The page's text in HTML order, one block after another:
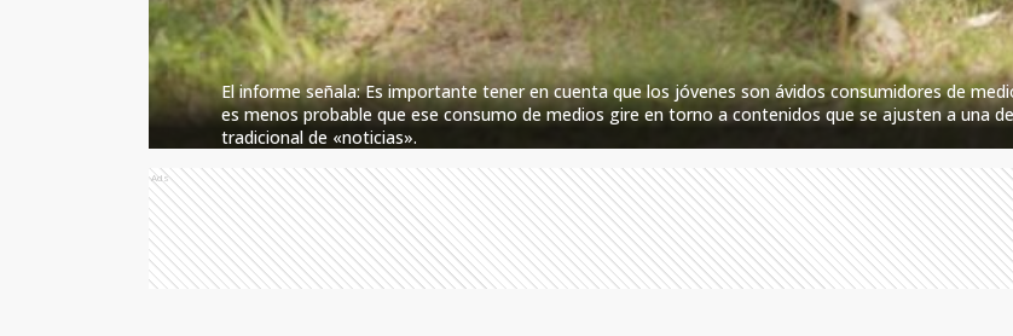
El informe señala: Es importante tener en cuenta que los jóvenes son ávidos consumidores de
es menos probable que ese consumo de medios gire en torno a contenidos que se ajusten a una
tradicional de «noticias».
Ads